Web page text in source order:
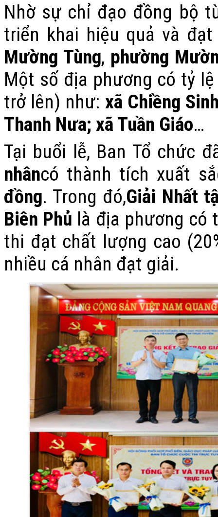
Nhờ sự chỉ đạo đồng bộ
triển khai hiệu quả và
Mường Tùng, phường
Một số địa phương có tỷ
trở lên) như: xã Chiềng
Thanh Nưa; xã Tuần Giáo…
Tại buổi lễ, Ban Tổ chức
nhâncó thành tích xuất
đồng. Trong đó,Giải Nhất
Biên Phủ là địa phương có
thi đạt chất lượng cao
nhiều cá nhân đạt giải.